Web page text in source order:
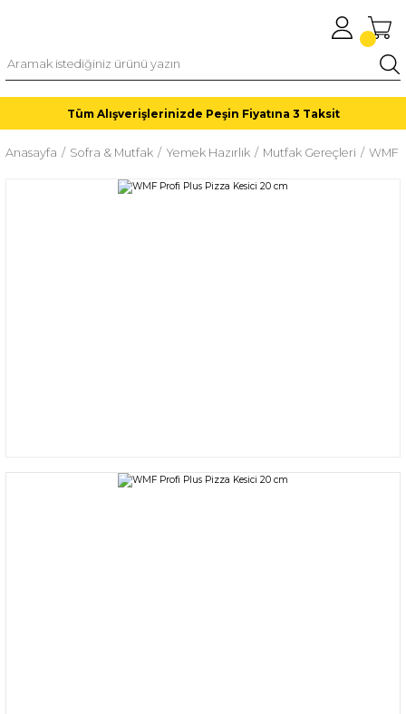
Tüm Alışverişlerinizde Peşin Fiyatına 3 Taksit
Anasayfa Sofra & Mutfak Yemek Hazırlık Mutfak Gereçleri WMF